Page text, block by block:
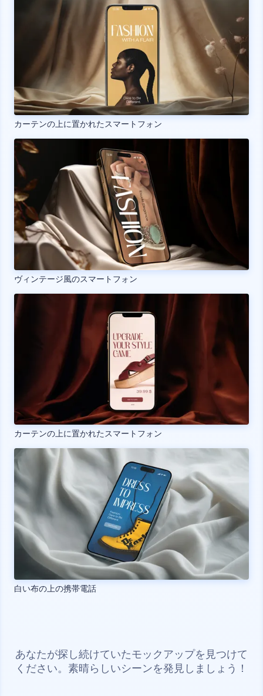
カーテンの上に置かれたスマートフォン
ヴィンテージ風のスマートフォン
カーテンの上に置かれたスマートフォン
白い布の上の携帯電話
あなたが探し続けていたモックアップを見つけて
ください。素晴らしいシーンを発見しましょう！